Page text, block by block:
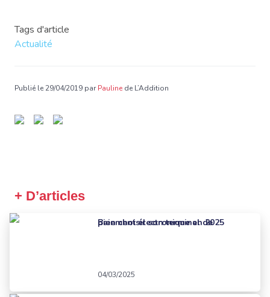
Tags d'article
Actualité
Publié le 29/04/2019 parPauline de L’Addition
+ D’articles
Bien choisir son terminal de paiement électronique en 2025
04/03/2025